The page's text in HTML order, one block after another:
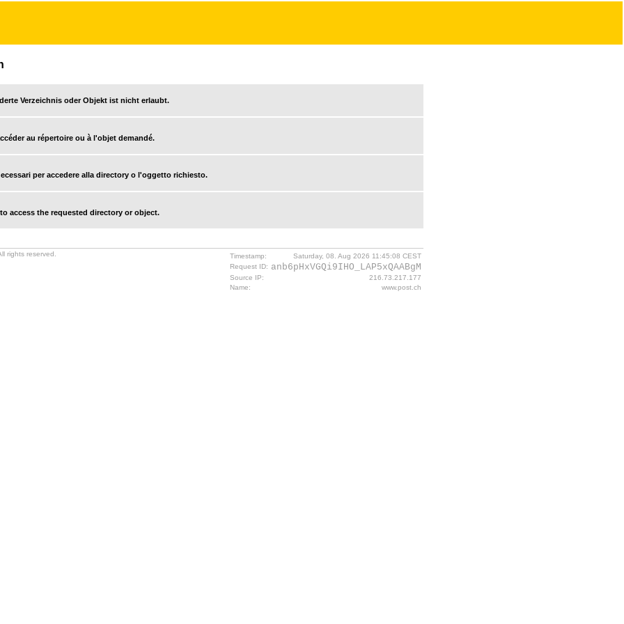
Verzeichnis oder Objekt ist nicht erlaubt.
au répertoire ou à l'objet demandé.
per accedere alla directory o l'oggetto richiesto.
access the requested directory or object.
rights reserved. Timestamp:
Saturday, 08. Aug 2026 11:45:08 CEST
Request ID: anb6pHxVGQi9IHO_LAP5xQAABgM
Source IP:
216.73.217.177
Name:
www.post.ch